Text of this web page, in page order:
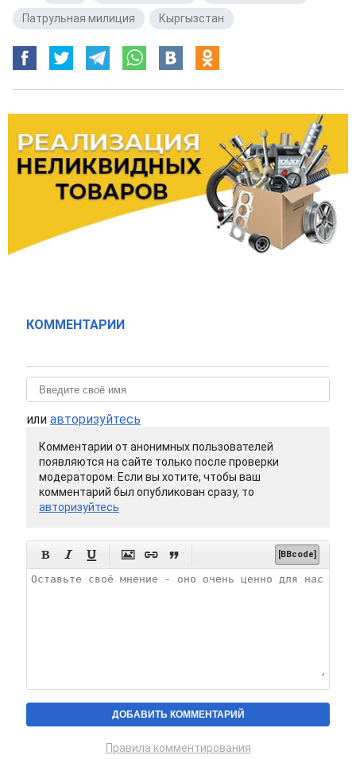
Патрульная милиция
Кыргызстан
КОММЕНТАРИИ
или авторизуйтесь
Комментарии от анонимных пользователей
появляются на сайте только после проверки
модератором. Если вы хотите, чтобы ваш
комментарий был опубликован сразу, то
авторизуйтесь
      [BBcode]
Правила комментирования